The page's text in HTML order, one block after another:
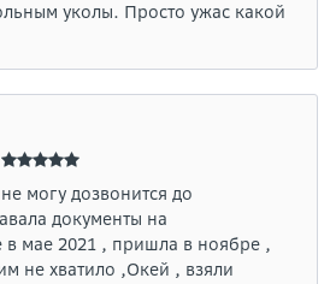
уколы. Просто ужас какой
могу дозвонится до
документы на
мае 2021 , пришла в ноябре ,
не хватило ,Окей , взяли